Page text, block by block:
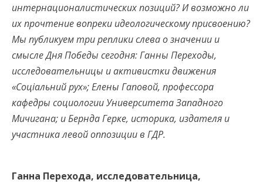
интернационалистических позиций? И возможно ли
их прочтение вопреки идеологическому присвоению?
Мы публикуем три реплики слева о значении и
смысле Дня Победы сегодня: Ганны Переходы,
исследовательницы и активистки движения
«Соціальний рух»; Елены Гаповой, профессора
кафедры социологии Университета Западного
Мичигана; и Бернда Герке, историка, издателя и
участника левой оппозиции в ГДР.
Ганна Перехода, исследовательница,